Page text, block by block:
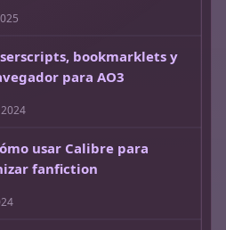
bookmarklets y
para AO3
usar Calibre para
fanfiction